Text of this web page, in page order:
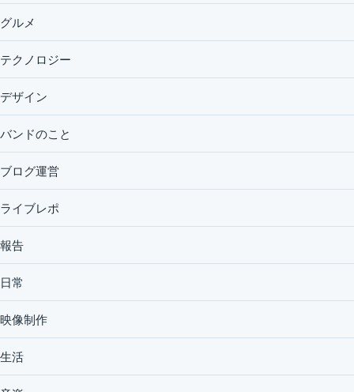
グルメ
テクノロジー
デザイン
バンドのこと
ブログ運営
ライブレポ
報告
日常
映像制作
生活